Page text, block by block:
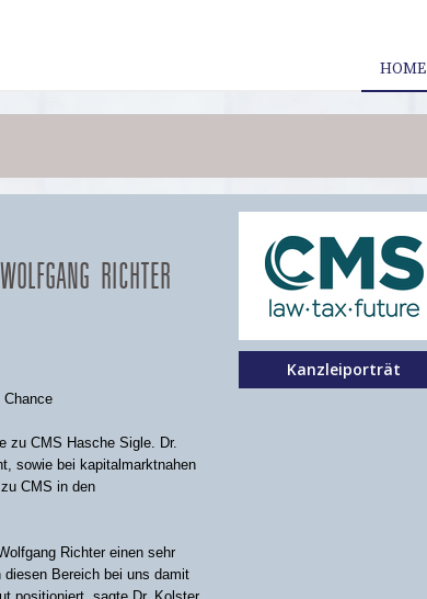
HOME
RICHTER
Chance
zu CMS Hasche Sigle. Dr.
sowie bei kapitalmarktnahen
CMS in den
Richter einen sehr
diesen Bereich bei uns damit
Kanzleiporträt